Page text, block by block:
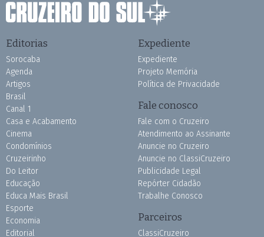
Editorias
Sorocaba
Agenda
Artigos
Brasil
Canal 1
Casa e Acabamento
Cinema
Condomínios
Cruzeirinho
Do Leitor
Educação
Educa Mais Brasil
Esporte
Economia
Editorial
Expediente
Expediente
Projeto Memória
Política de Privacidade
Fale conosco
Fale com o Cruzeiro
Atendimento ao Assinante
Anuncie no Cruzeiro
Anuncie no ClassiCruzeiro
Publicidade Legal
Repórter Cidadão
Trabalhe Conosco
Parceiros
ClassiCruzeiro